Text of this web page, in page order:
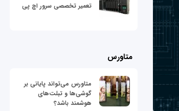
تعمیر تخصصی سرور اچ پی
متاورس
متاورس می‌تواند پایانی بر
گوشی‌ها و تبلت‌های
هوشمند باشد؟